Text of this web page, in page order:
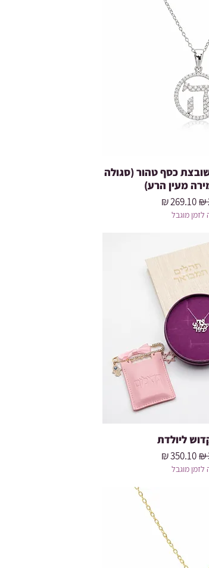
כסף טהור (סגולה
מעין הרע)
מחיר מבצע
לזמן מוגבל
ליולדת
מחיר מבצע
לזמן מוגבל